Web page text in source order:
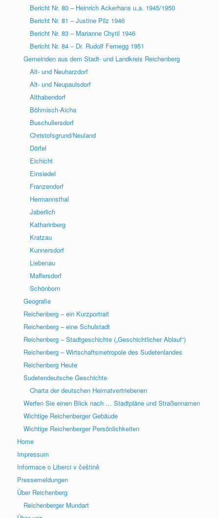
Bericht Nr. 80 – Heinrich Ackerhans u.a. 1945/1950
Bericht Nr. 81 – Justine Pilz 1946
Bericht Nr. 83 – Marianne Chytil 1946
Bericht Nr. 84 – Dr. Rudolf Fernegg 1951
Gemeinden aus dem Stadt- und Landkreis Reichenberg
Alt- und Neuharzdorf
Alt- und Neupaulsdorf
Althabendorf
Böhmisch-Aicha
Buschullersdorf
Christofsgrund/Neuland
Dörfel
Eichicht
Einsiedel
Franzendorf
Hermannsthal
Jaberlich
Katharinberg
Kratzau
Kunnersdorf
Liebenau
Maffersdorf
Schönborn
Geografie
Reichenberg – ein Kurzportrait
Reichenberg – eine Schulstadt
Reichenberg – Stadtgeschichte („Geschichtlicher Ablauf“)
Reichenberg – Wirtschaftsmetropole des Sudetenlandes
Reichenberg Heute
Sudetendeutsche Geschichte
Charta der deutschen Heimatvertriebenen
Werfen Sie einen Blick nach … Stadtpläne und Straßennamen
Wichtige Reichenberger Gebäude
Wichtige Reichenberger Persönlichkeiten
Home
Impressum
Informace o Liberci v češtině
Pressemeldungen
Über Reichenberg
Reichenberger Mundart